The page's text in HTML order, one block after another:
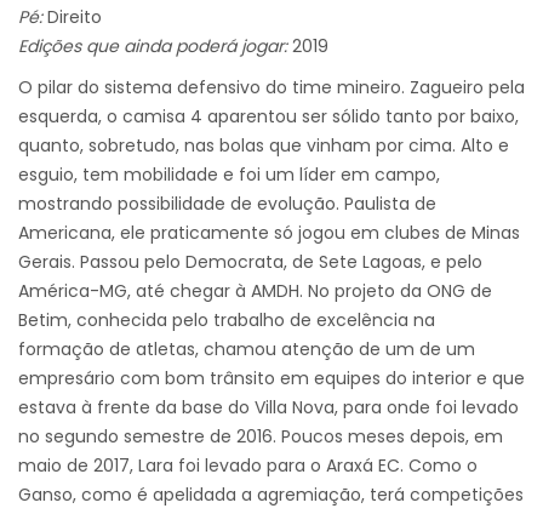
Pé:Direito
Edições que ainda poderá jogar:2019
O pilar do sistema defensivo do time mineiro. Zagueiro pela
esquerda, o camisa 4 aparentou ser sólido tanto por baixo,
quanto, sobretudo, nas bolas que vinham por cima. Alto e
esguio, tem mobilidade e foi um líder em campo,
mostrando possibilidade de evolução. Paulista de
Americana, ele praticamente só jogou em clubes de Minas
Gerais. Passou pelo Democrata, de Sete Lagoas, e pelo
América-MG, até chegar à AMDH. No projeto da ONG de
Betim, conhecida pelo trabalho de excelência na
formação de atletas, chamou atenção de um de um
empresário com bom trânsito em equipes do interior e que
estava à frente da base do Villa Nova, para onde foi levado
no segundo semestre de 2016. Poucos meses depois, em
maio de 2017, Lara foi levado para o Araxá EC. Como o
Ganso, como é apelidada a agremiação, terá competições